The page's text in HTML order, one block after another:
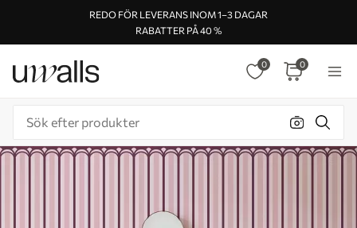
REDO FÖR LEVERANS INOM 1–3 DAGAR
RABATTER PÅ 40 %
0 0